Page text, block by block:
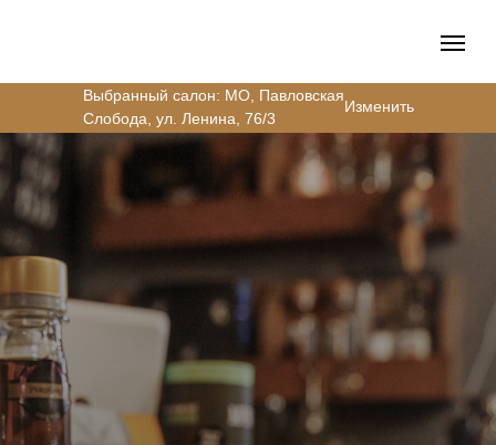
Выбранный салон: МО, Павловская
Слобода, ул. Ленина, 76/3
Изменить